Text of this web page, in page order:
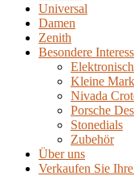
Universal
Damen
Zenith
Besondere
Kleine
Nivada
Porsche
Stonedials
Zubehör
Über uns
Verkaufen Sie